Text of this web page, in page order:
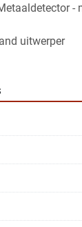
-
uitwerper